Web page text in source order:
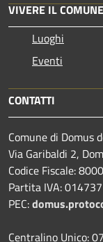
VIVERE IL COMUNE
Luoghi
Eventi
CONTATTI
Comune di Domus
Via Garibaldi 2,
Codice Fiscale:
Partita IVA:
PEC:
Centralino Unico: